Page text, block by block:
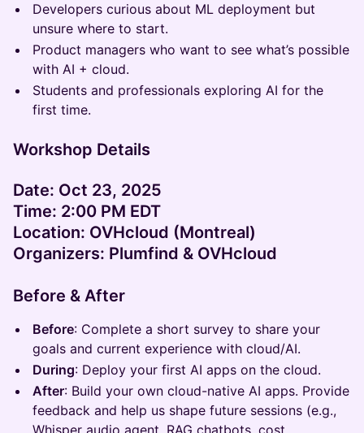
Developers curious about ML deployment but
unsure where to start.
Product managers who want to see what’s possible
with AI + cloud.
Students and professionals exploring AI for the
first time.
Workshop Details
Date: Oct 23, 2025
Time: 2:00 PM EDT
Location: OVHcloud (Montreal)
Organizers: Plumfind & OVHcloud
Before & After
Before: Complete a short survey to share your
goals and current experience with cloud/AI.
During: Deploy your first AI apps on the cloud.
After: Build your own cloud-native AI apps. Provide
feedback and help us shape future sessions (e.g.,
Whisper audio agent, RAG chatbots, cost